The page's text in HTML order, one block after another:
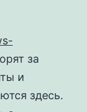
за
и
здесь.